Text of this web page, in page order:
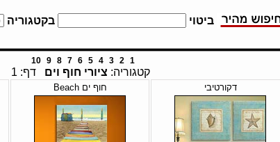
ביטוי בקטגוריה
1
2
3
4
5
6
7
8
9
10
קטגוריה: ציורי חוף וים דף: 1
דקורטיבי חוף ים Beach